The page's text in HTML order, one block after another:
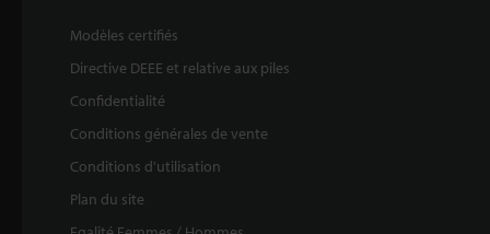
Modèles certifiés
Directive DEEE et relative aux piles
Confidentialité
Conditions générales de vente
Conditions d'utilisation
Plan du site